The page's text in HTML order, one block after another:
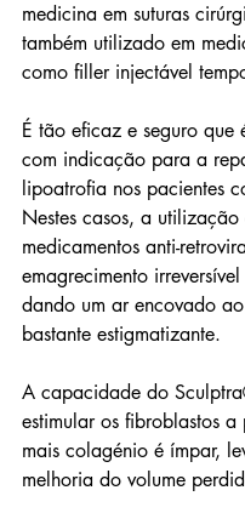
medicina em suturas
também utilizado em
como filler injectável
É tão eficaz e seguro que
com indicação para a
lipoatrofia nos pacientes
Nestes casos, a utilização
medicamentos anti-
emagrecimento
dando um ar encovado
bastante estigmatizante.
A capacidade do
estimular os fibroblastos a
mais colagénio é ímpar,
melhoria do volume